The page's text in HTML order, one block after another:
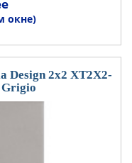
окне)
Design 2x2 XT2X2-
Grigio